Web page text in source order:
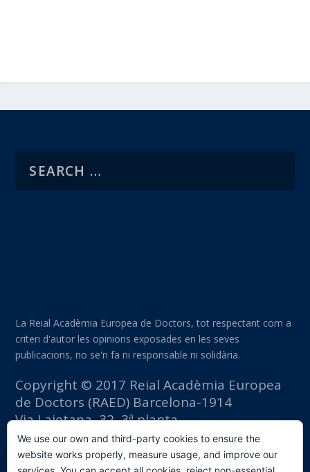
La Reial Acadèmia Europea de Doctors, tot respectant com a
criteri d'autor les opinions exposades en les seves
publicacions, no se'n fa ni responsable ni solidària.
Copyright © 2017 Reial Acadèmia Europea
de Doctors (RAED) Barcelona-1914
Via Laietana, 32, 3ª planta
Edifici Foment del Treball
08003 Barcelona (España)
We use our own and third-party cookies to ensure the
website works properly, measure usage, and improve our